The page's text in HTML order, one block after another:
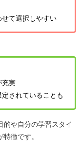
せて選択しやすい
充実
されていることも
的や自分の学習スタイ
徴です。